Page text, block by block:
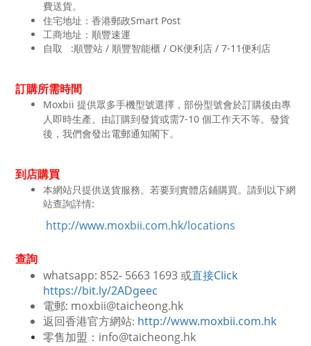
費送貨。
住宅地址：香港郵政Smart Post
工商地址：順豐速運
自取
:順豐站 / 順豐智能櫃 / OK便利店 / 7-11 便利店
訂購所需時間
Moxbii 提供眾多手機型號選擇，部份型號會於訂購後由專
人即時生產。由訂購到發貨或需7-10 個工作天不等。發貨
後，我們會發出電郵通知閣下。
到店購買
本網站只提供送貨服務。若要到實體店鋪購買。請到以下網
站查詢詳情:
http://www.moxbii.com.hk/locations
查詢
whatsapp: 852- 5663 1693 或直接Click
https://bit.ly/2ADgeec
電郵: moxbii@taicheong.hk
返回香港官方網站: http://www.moxbii.com.hk
零售加盟：info@taicheong.hk